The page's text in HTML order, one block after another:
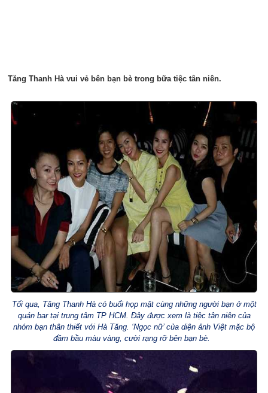
Tăng Thanh Hà vui vẻ bên bạn bè trong bữa tiệc tân niên.
Tối qua, Tăng Thanh Hà có buổi họp mặt cùng những người bạn ở một
quán bar tại trung tâm TP HCM. Đây được xem là tiệc tân niên của
nhóm bạn thân thiết với Hà Tăng. ‘Ngọc nữ’ của diện ảnh Việt mặc bộ
đầm bầu màu vàng, cười rạng rỡ bên bạn bè.